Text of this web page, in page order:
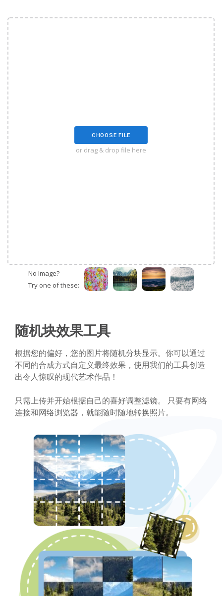
CHOOSE FILE
or drag & drop file here
No Image?
Try one of these:
随机块效果工具
根据您的偏好，您的图片将随机分块显示。你可以通过
不同的合成方式自定义最终效果，使用我们的工具创造
出令人惊叹的现代艺术作品！
只需上传并开始根据自己的喜好调整滤镜。 只要有网络
连接和网络浏览器，就能随时随地转换照片。